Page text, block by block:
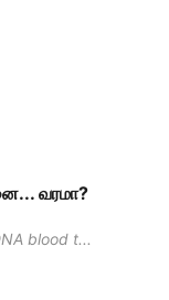
வரமா?
blood t...